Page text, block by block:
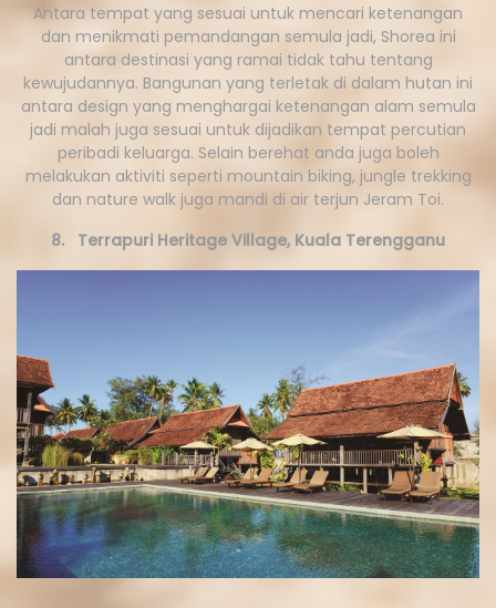
Antara tempat yang sesuai untuk mencari ketenangan
dan menikmati pemandangan semula jadi, Shorea ini
antara destinasi yang ramai tidak tahu tentang
kewujudannya. Bangunan yang terletak di dalam hutan ini
antara design yang menghargai ketenangan alam semula
jadi malah juga sesuai untuk dijadikan tempat percutian
peribadi keluarga. Selain berehat anda juga boleh
melakukan aktiviti seperti mountain biking, jungle trekking
dan nature walk juga mandi di air terjun Jeram Toi.
8. Terrapuri Heritage Village, Kuala Terengganu